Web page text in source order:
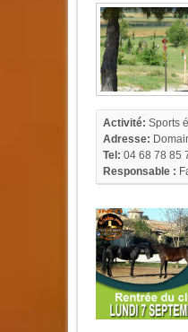
Activité: Sports
Adresse:
Tel: 04 68 78 85
Responsable :